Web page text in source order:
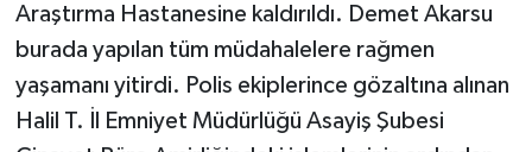
Araştırma Hastanesine kaldırıldı. Demet Akarsu
burada yapılan tüm müdahalelere rağmen
yaşamanı yitirdi. Polis ekiplerince gözaltına alınan
Halil T. İl Emniyet Müdürlüğü Asayiş Şubesi